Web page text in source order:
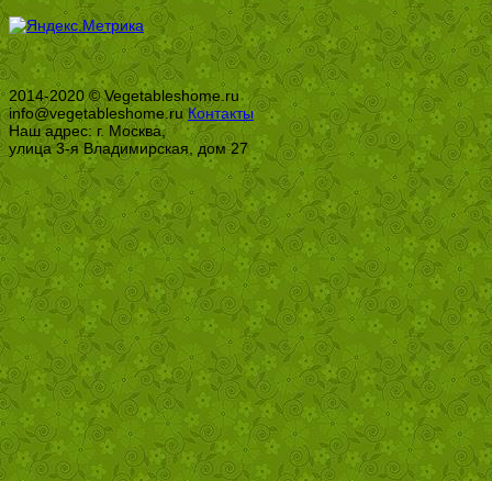
2014-2020 © Vegetableshome.ru
info@vegetableshome.ruКонтакты
Наш адрес: г. Москва,
улица 3-я Владимирская, дом 27